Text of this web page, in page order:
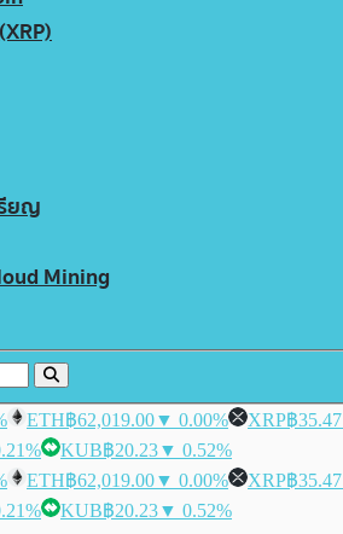
ยญ
Mining
ETH฿62,019.00▼ 0.00% XRP฿35.47
KUB฿20.23▼ 0.52%
ETH฿62,019.00▼ 0.00% XRP฿35.47
KUB฿20.23▼ 0.52%